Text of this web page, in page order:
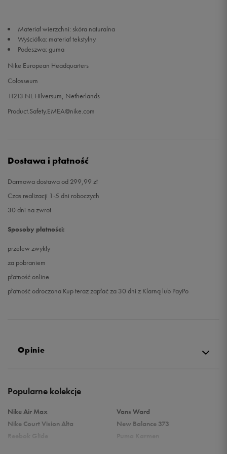
Materiał wierzchni: skóra naturalna
Wyściółka: materiał tekstylny
Podeszwa: guma
Nike European Headquarters
Colosseum
11213 NL Hilversum, Netherlands
Product.Safety.EMEA@nike.com
Dostawa i płatność
Darmowa dostawa od 299,99 zł
Czas realizacji 1-5 dni roboczych
30 dni na zwrot
Sposoby płatności:
przelew zwykły
za pobraniem
płatność online
płatność odroczona Kup teraz zapłać za 30 dni z Klarną lub PayPo
Opinie
Popularne kolekcje
Nike Air Max
Nike Court Vision Alta
Vans Ward
New Balance 373